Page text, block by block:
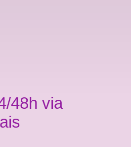
48h via